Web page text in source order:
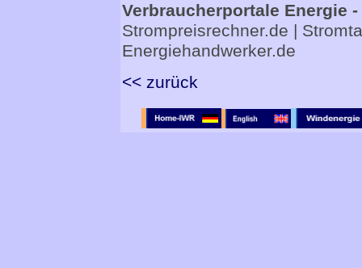
Verbraucherportale Energie
Strompreisrechner.de |
Energiehandwerker.de
<< zurück